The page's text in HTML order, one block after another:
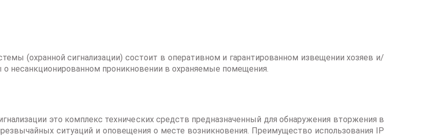
(охранной сигнализации) состоит в оперативном и гарантированном извещении хозяев и/
о несанкционированном проникновении в охраняемые помещения.
это комплекс технических средств предназначенный для обнаружения вторжения в
ситуаций и оповещения о месте возникновения. Преимущество использования IP